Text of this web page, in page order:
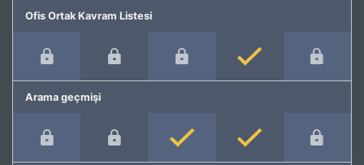
Ofis Ortak Kavram Listesi
Arama geçmişi